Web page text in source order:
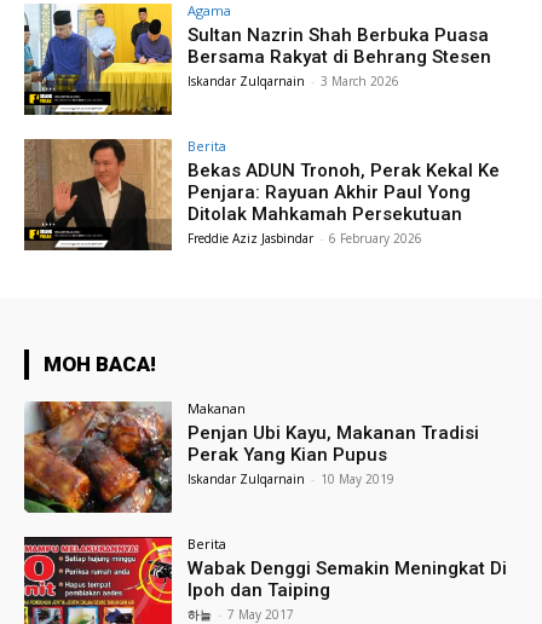
Agama
Sultan Nazrin Shah Berbuka Puasa
Bersama Rakyat di Behrang Stesen
Iskandar Zulqarnain - 3 March 2026
Berita
Bekas ADUN Tronoh, Perak Kekal Ke
Penjara: Rayuan Akhir Paul Yong
Ditolak Mahkamah Persekutuan
Freddie Aziz Jasbindar - 6 February 2026
MOH BACA!
Makanan
Penjan Ubi Kayu, Makanan Tradisi
Perak Yang Kian Pupus
Iskandar Zulqarnain - 10 May 2019
Berita
Wabak Denggi Semakin Meningkat Di
Ipoh dan Taiping
하늘 - 7 May 2017